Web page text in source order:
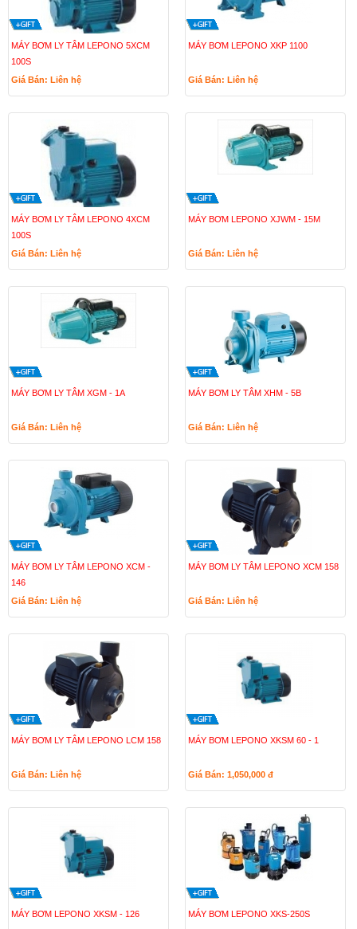
MÁY BƠM LY TÂM LEPONO 5XCM
100S
Giá Bán: Liên hệ
MÁY BƠM LEPONO XKP 1100
Giá Bán: Liên hệ
MÁY BƠM LY TÂM LEPONO 4XCM
100S
Giá Bán: Liên hệ
MÁY BƠM LEPONO XJWM - 15M
Giá Bán: Liên hệ
MÁY BƠM LY TÂM XGM - 1A
Giá Bán: Liên hệ
MÁY BƠM LY TÂM XHM - 5B
Giá Bán: Liên hệ
MÁY BƠM LY TÂM LEPONO XCM -
146
Giá Bán: Liên hệ
MÁY BƠM LY TÂM LEPONO XCM 158
Giá Bán: Liên hệ
MÁY BƠM LY TÂM LEPONO LCM 158
Giá Bán: Liên hệ
MÁY BƠM LEPONO XKSM 60 - 1
Giá Bán: 1,050,000 đ
MÁY BƠM LEPONO XKSM - 126 MÁY BƠM LEPONO XKS-250S